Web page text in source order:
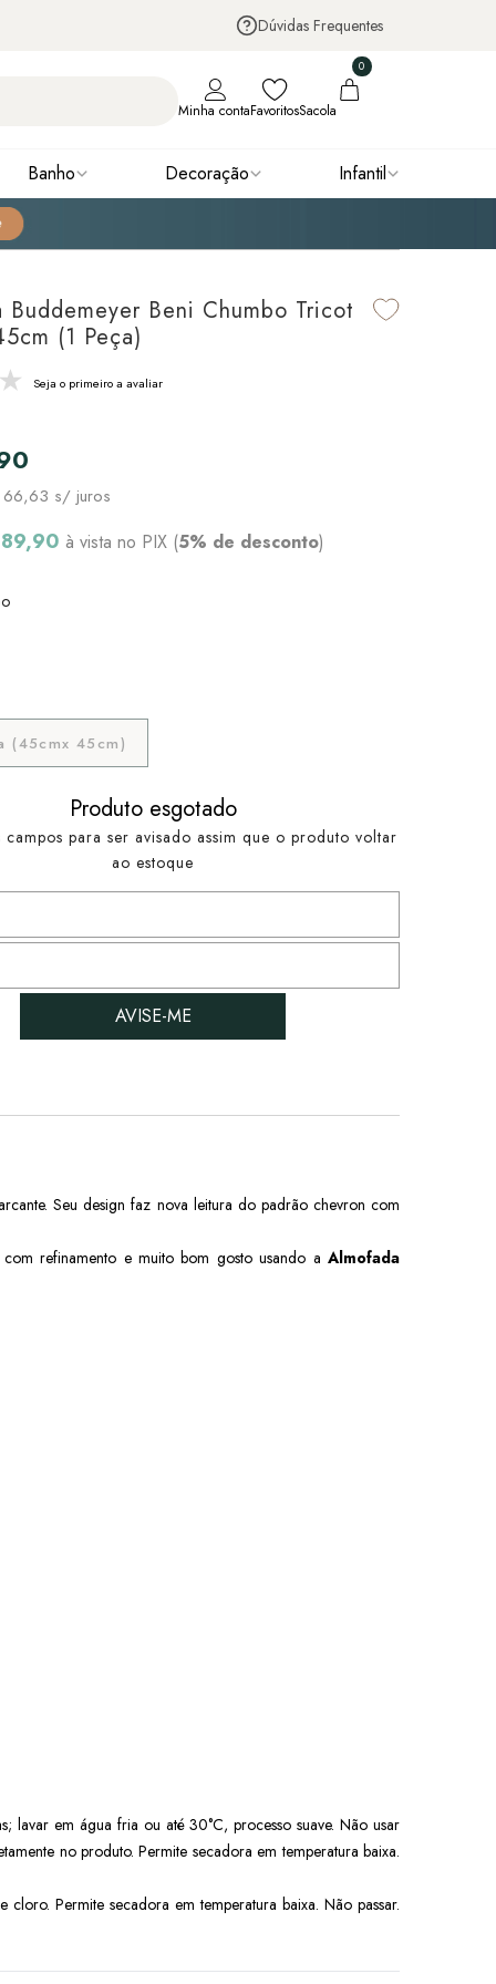
Dúvidas Frequentes
Minha contaFavoritosSacola
0
Banho Decoração Infantil
Buddemeyer Beni Chumbo Tricot
(1 Peça)
Seja o primeiro a avaliar
66,63 s/ juros
à vista no PIX (5% de desconto)
(45cmx 45cm)
Produto esgotado
campos para ser avisado assim que o produto voltar
ao estoque
AVISE-ME
Seu design faz nova leitura do padrão chevron com
refinamento e muito bom gosto usando a Almofada
lavar em água fria ou até 30°C, processo suave. Não usar
no produto. Permite secadora em temperatura baixa.
Permite secadora em temperatura baixa. Não passar.